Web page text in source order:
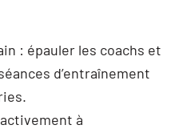
: épauler les coachs et
d’entraînement
à